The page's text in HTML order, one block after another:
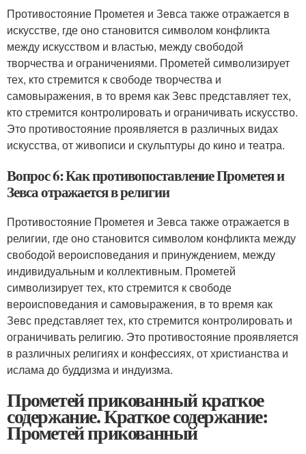
Противостояние Прометея и Зевса также отражается в
искусстве, где оно становится символом конфликта
между искусством и властью, между свободой
творчества и ограничениями. Прометей символизирует
тех, кто стремится к свободе творчества и
самовыражения, в то время как Зевс представляет тех,
кто стремится контролировать и ограничивать искусство.
Это противостояние проявляется в различных видах
искусства, от живописи и скульптуры до кино и театра.
Вопрос 6: Как противопоставление Прометея и
Зевса отражается в религии
Противостояние Прометея и Зевса также отражается в
религии, где оно становится символом конфликта между
свободой вероисповедания и принуждением, между
индивидуальным и коллективным. Прометей
символизирует тех, кто стремится к свободе
вероисповедания и самовыражения, в то время как
Зевс представляет тех, кто стремится контролировать и
ограничивать религию. Это противостояние проявляется
в различных религиях и конфессиях, от христианства и
ислама до буддизма и индуизма.
Прометей прикованный краткое
содержание. Краткое содержание:
Прометей прикованный